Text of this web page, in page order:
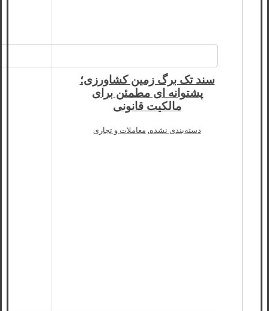
سند تک برگ زمین کشاورزی؛
پشتوانه ای مطمئن برای
مالکیت قانونی
دسته‌بندی نشده, معاملات و تجاری